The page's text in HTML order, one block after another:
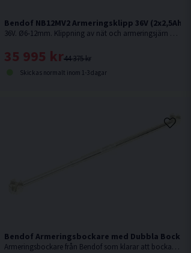
Bendof NB12MV2 Armeringsklipp 36V (2x2,5Ah)
36V. Ø6-12mm. Klippning av nät och armeringsjärn KS500 upp till Ø12 mm.
44 375 kr
35 995 kr
Skickas normalt inom 1-3 dagar
Bendof Armeringsbockare med Dubbla
Armeringsbockare från Bendof som klarar att bocka armeringsjärn upp till 12mm.